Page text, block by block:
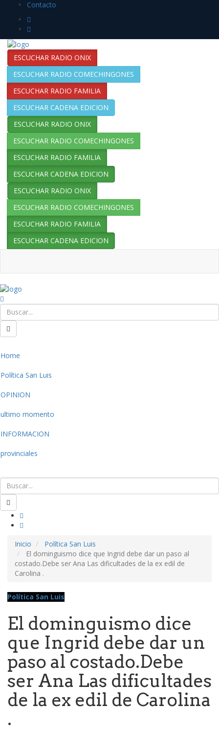
Contacto
ESCUCHAR RADIO ONIX
ESCUCHAR RADIO COMECHINGONES
ESCUCHAR RADIO FAMILIA
ESCUCHAR CADENA EDICION
ESCUCHAR RADIO ONIX
ESCUCHAR RADIO COMECHINGONES
ESCUCHAR RADIO FAMILIA
ESCUCHAR CADENA EDICION
ESCUCHAR RADIO ONIX
ESCUCHAR RADIO COMECHINGONES
ESCUCHAR RADIO FAMILIA
ESCUCHAR CADENA EDICION
Home
Política San Luis
OPINION
ultimo momento
INFORMACION
provinciales
Inicio
Política San Luis
El dominguismo dice que Ingrid debe dar un paso al
costado.Debe ser Ana Las dificultades de la ex edil de
Carolina .
Política San Luis
El dominguismo dice
que Ingrid debe dar un
paso al costado.Debe
ser Ana Las dificultades
de la ex edil de Carolina
.